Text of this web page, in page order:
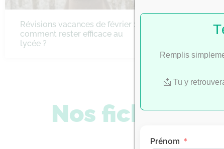
Révisions vacances de février :
comment rester efficace au
lycée ?
Bac
Nos fiches de
Remplis
📩 Tu y
Prénom